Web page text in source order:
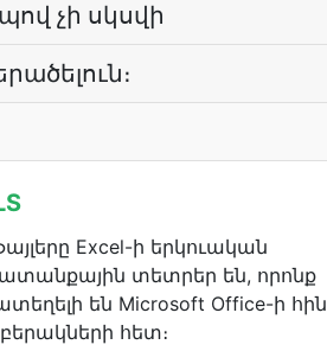
չի սկսվի
Excel-ի երկուական
տետրեր են, որոնք
են Microsoft Office-ի հին
հետ։